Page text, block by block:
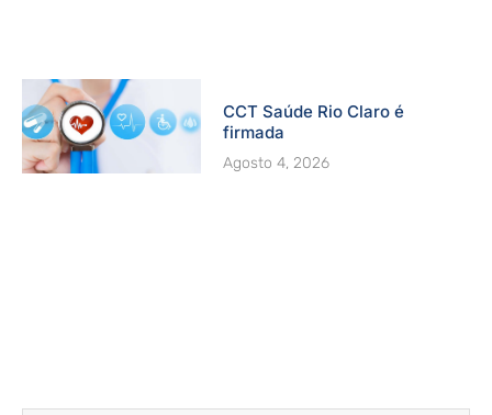
CCT Saúde Rio Claro é
firmada
Agosto 4, 2026